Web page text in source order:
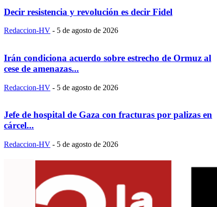
Decir resistencia y revolución es decir Fidel
Redaccion-HV - 5 de agosto de 2026
Irán condiciona acuerdo sobre estrecho de Ormuz al
cese de amenazas...
Redaccion-HV - 5 de agosto de 2026
Jefe de hospital de Gaza con fracturas por palizas en
cárcel...
Redaccion-HV - 5 de agosto de 2026